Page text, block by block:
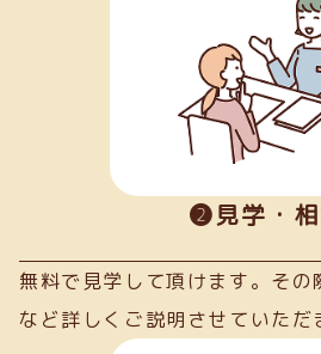
➋見学・
無料で見学して頂けます。その
など詳しくご説明させていただ